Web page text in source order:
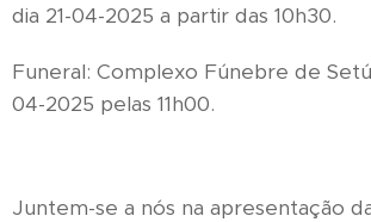
dia 21-04-2025 a partir das 10h30.
Funeral: Complexo Fúnebre de
04-2025 pelas 11h00.
Juntem-se a nós na apresentação